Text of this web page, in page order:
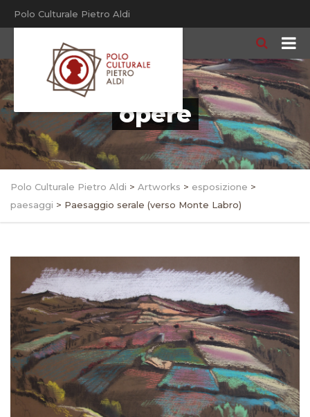
Polo Culturale Pietro Aldi
opere
Polo Culturale Pietro Aldi > Artworks > esposizione >
paesaggi > Paesaggio serale (verso Monte Labro)